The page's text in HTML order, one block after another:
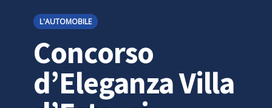
L'AUTOMOBILE
Concorso
d’Eleganza Villa